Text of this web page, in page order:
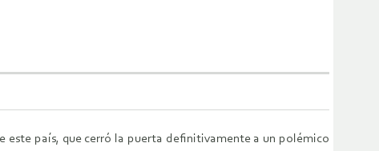
este país, que cerró la puerta definitivamente a un polémico